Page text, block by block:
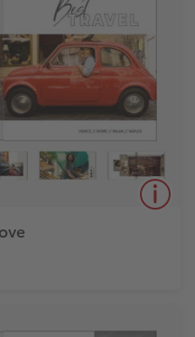
rassemble vos meilleurs